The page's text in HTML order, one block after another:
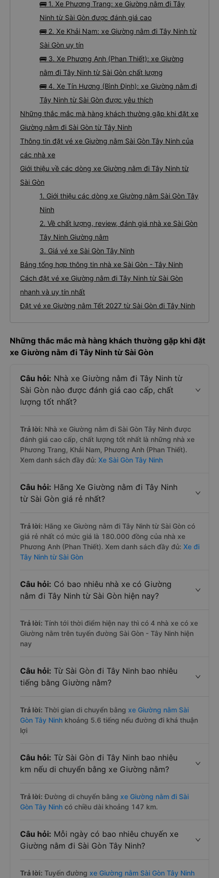
🚌 1. Xe Phương Trang: xe Giường nằm đi Tây
Ninh từ Sài Gòn được đánh giá cao
🚌 2. Xe Khải Nam: xe Giường nằm đi Tây Ninh từ
Sài Gòn uy tín
🚌 3. Xe Phương Anh (Phan Thiết): xe Giường
nằm đi Tây Ninh từ Sài Gòn chất lượng
🚌 4. Xe Tín Hương (Bình Định): xe Giường nằm đi
Tây Ninh từ Sài Gòn được yêu thích
Những thắc mắc mà hàng khách thường gặp khi đặt xe
Giường nằm đi Sài Gòn từ Tây Ninh
Thông tin đặt vé xe Giường nằm Sài Gòn Tây Ninh của
các nhà xe
Giới thiệu về các dòng xe Giường nằm đi Tây Ninh từ
Sài Gòn
1. Giới thiệu các dòng xe Giường nằm Sài Gòn Tây
Ninh
2. Về chất lượng, review, đánh giá nhà xe Sài Gòn
Tây Ninh Giường nằm
3. Giá vé xe Sài Gòn Tây Ninh
Bảng tổng hợp thông tin nhà xe Sài Gòn - Tây Ninh
Cách đặt vé xe Giường nằm đi Tây Ninh từ Sài Gòn
nhanh và uy tín nhất
Đặt vé xe Giường nằm Tết 2027 từ Sài Gòn đi Tây Ninh
Những thắc mắc mà hàng khách thường gặp khi đặt
xe Giường nằm đi Tây Ninh từ Sài Gòn
Câu hỏi: Nhà xe Giường nằm đi Tây Ninh từ
Sài Gòn nào được đánh giá cao cấp, chất
lượng tốt nhất?
Trả lời: Nhà xe Giường nằm đi Sài Gòn Tây Ninh được
đánh giá cao cấp, chất lượng tốt nhất là những nhà xe
Phương Trang, Khải Nam, Phương Anh (Phan Thiết).
Xem danh sách đầy đủ: Xe Sài Gòn Tây Ninh
Câu hỏi: Hãng Xe Giường nằm đi Tây Ninh
từ Sài Gòn giá rẻ nhất?
Trả lời: Hãng xe Giường nằm đi Tây Ninh từ Sài Gòn có
giá rẻ nhất có mức giá là 180.000 đồng của nhà xe
Phương Anh (Phan Thiết). Xem danh sách đầy đủ: Xe đi
Tây Ninh từ Sài Gòn
Câu hỏi: Có bao nhiêu nhà xe có Giường
nằm đi Tây Ninh từ Sài Gòn hiện nay?
Trả lời: Tính tới thời điểm hiện nay thì có 4 nhà xe có xe
Giường nằm trên tuyến đường Sài Gòn - Tây Ninh hiện
nay
Câu hỏi: Từ Sài Gòn đi Tây Ninh bao nhiêu
tiếng bằng Giường nằm?
Trả lời: Thời gian di chuyển bằng xe Giường nằm Sài
Gòn Tây Ninh khoảng 5.6 tiếng nếu đường đi khá thuận
lợi
Câu hỏi: Từ Sài Gòn đi Tây Ninh bao nhiêu
km nếu di chuyển bằng xe Giường nằm?
Trả lời: Đường di chuyển bằng xe Giường nằm đi Sài
Gòn Tây Ninh có chiều dài khoảng 147 km.
Câu hỏi: Mỗi ngày có bao nhiêu chuyến xe
Giường nằm đi Sài Gòn Tây Ninh?
Trả lời: Tuyến đường xe Giường nằm Sài Gòn Tây Ninh